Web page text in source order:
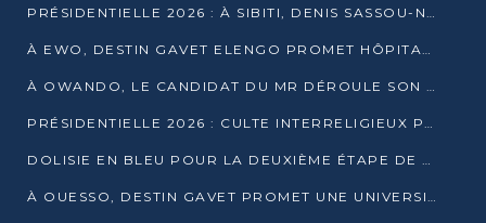
PRÉSIDENTIELLE 2026 : À SIBITI, DENIS SASSOU-N’GUESSO PARIE SUR LES RESSOURCES DE LA LEKOUMOU
À EWO, DESTIN GAVET ELENGO PROMET HÔPITAL, CHEMIN DE FER ET AUDIT DES FINANCES PUBLIQUES
À OWANDO, LE CANDIDAT DU MR DÉROULE SON PROGRAMME DE “CHANGEMENT”
PRÉSIDENTIELLE 2026 : CULTE INTERRELIGIEUX POUR LA PAIX À OUENZÉ
DOLISIE EN BLEU POUR LA DEUXIÈME ÉTAPE DE CAMPAGNE DE DSN
À OUESSO, DESTIN GAVET PROMET UNE UNIVERSITÉ POUR LA SANGHA